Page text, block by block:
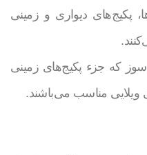
پکیج‌های دیواری و زمینی
سوز که جزء پکیج‌های زمینی
مناسب می‌باشند.